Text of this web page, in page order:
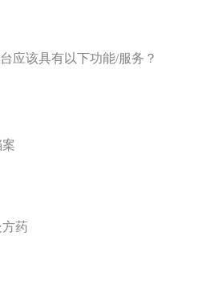
应该具有以下功能/服务？
药